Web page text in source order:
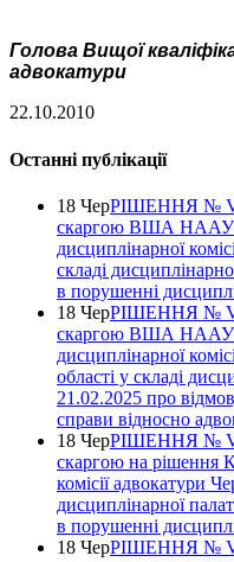
Голова Вищої
адвокатури
22.10.2010
Останні публікації
18 ЧерРІШЕННЯ №
скаргою ВША НААУ
дисциплінарної
складі
в порушенні
18 ЧерРІШЕННЯ №
скаргою ВША НААУ
дисциплінарної
області у складі
21.02.2025 про
справи відносно
18 ЧерРІШЕННЯ №
скаргою на рішення
комісії адвокатури
дисциплінарної
в порушенні
18 ЧерРІШЕННЯ №